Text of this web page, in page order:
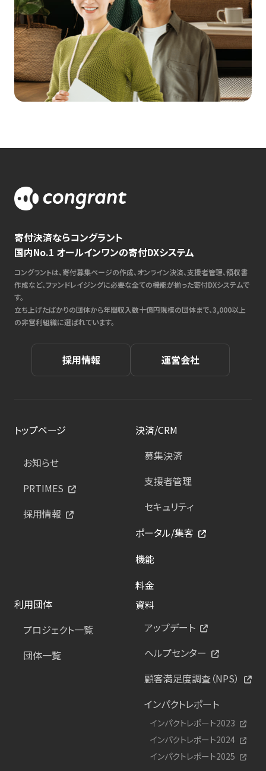
寄付決済ならコングラント
国内No.1 オールインワンの寄付DXシステム
コングラントは、寄付募集ページの作成、オンライン決済、支援者管理、領収書
作成など、ファンドレイジングに必要な全ての機能が揃った寄付DXシステムで
す。
立ち上げたばかりの団体から年間収入数十億円規模の団体まで、3,000以上
の非営利組織に選ばれています。
採用情報 運営会社
トップページ
お知らせ
PRTIMES
採用情報
決済/CRM
募集決済
支援者管理
セキュリティ
ポータル/集客
機能
料金
利用団体
プロジェクト一覧
団体一覧
資料
アップデート
ヘルプセンター
顧客満足度調査（NPS）
インパクトレポート
インパクトレポート2023
インパクトレポート2024
インパクトレポート2025